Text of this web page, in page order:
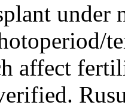
under
affect